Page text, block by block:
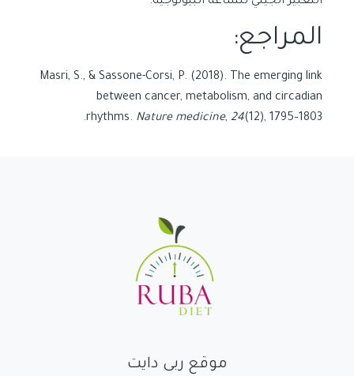
المراجع:
Masri, S., & Sassone-Corsi, P. (2018). The emerging link
between cancer, metabolism, and circadian
rhythms. Nature medicine, 24(12), 1795–1803.
موقع ربى دايت